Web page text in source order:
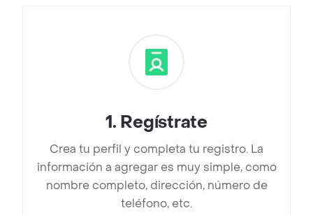
1. Regístrate
Crea tu perfil y completa tu registro. La
información a agregar es muy simple, como
nombre completo, dirección, número de
teléfono, etc.